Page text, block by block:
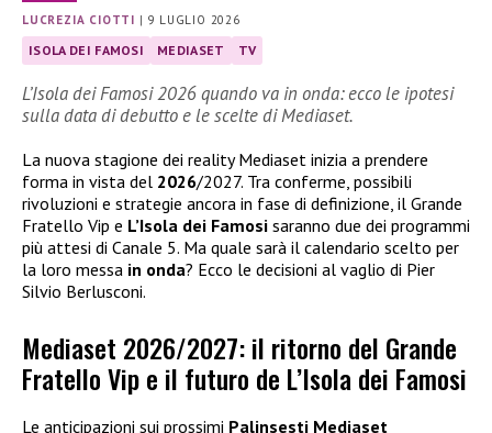
LUCREZIA CIOTTI | 9 LUGLIO 2026
ISOLA DEI FAMOSI MEDIASET TV
L’Isola dei Famosi 2026 quando va in onda: ecco le ipotesi
sulla data di debutto e le scelte di Mediaset.
La nuova stagione dei reality Mediaset inizia a prendere
forma in vista del 2026/2027. Tra conferme, possibili
rivoluzioni e strategie ancora in fase di definizione, il Grande
Fratello Vip e L’Isola dei Famosi saranno due dei programmi
più attesi di Canale 5. Ma quale sarà il calendario scelto per
la loro messa in onda? Ecco le decisioni al vaglio di Pier
Silvio Berlusconi.
Mediaset 2026/2027: il ritorno del Grande
Fratello Vip e il futuro de L’Isola dei Famosi
Le anticipazioni sui prossimi Palinsesti Mediaset